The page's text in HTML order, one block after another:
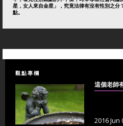
星，女人來自金星」，究竟法律有沒有性別之
點。
觀點專欄
這個老師
2016 Jun